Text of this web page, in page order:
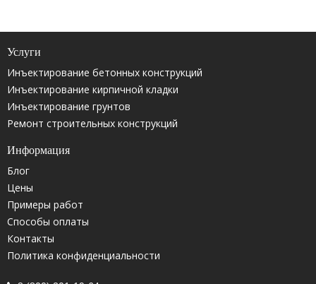
Услуги
Инъектирование бетонных конструкций
Инъектирование кирпичной кладки
Инъектирование грунтов
Ремонт строительных конструкций
Информация
Блог
Цены
Примеры работ
Способы оплаты
Контакты
Политика конфиденциальности